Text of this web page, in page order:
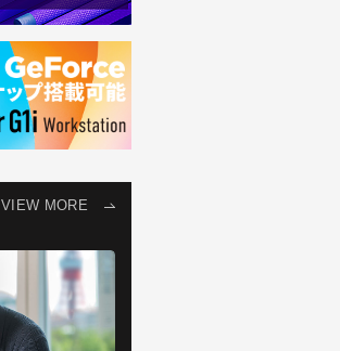
VIEW MORE